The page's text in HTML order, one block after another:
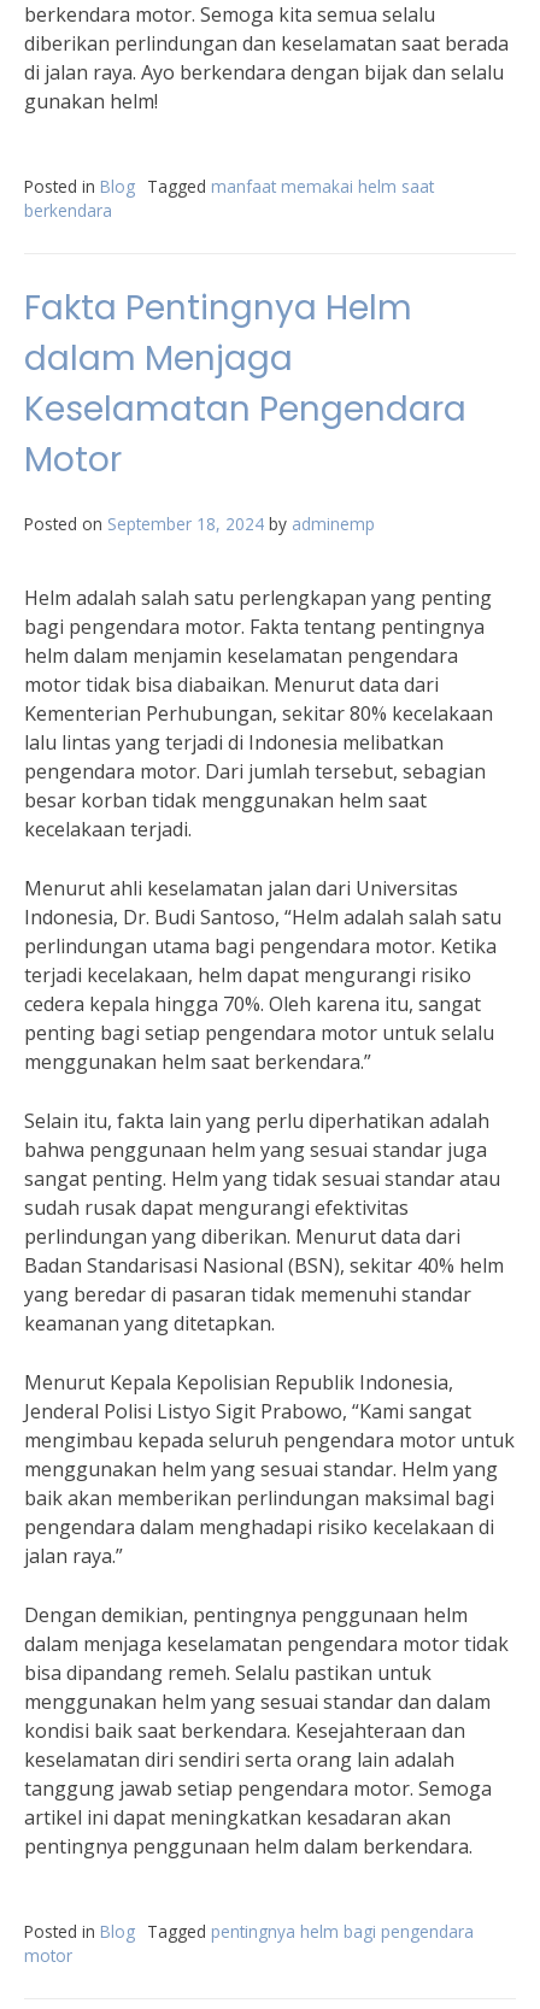
berkendara motor. Semoga kita semua selalu
diberikan perlindungan dan keselamatan saat berada
di jalan raya. Ayo berkendara dengan bijak dan selalu
gunakan helm!
Posted in Blog Tagged manfaat memakai helm saat
berkendara
Fakta Pentingnya Helm
dalam Menjaga
Keselamatan Pengendara
Motor
Posted on September 18, 2024 by adminemp
Helm adalah salah satu perlengkapan yang penting
bagi pengendara motor. Fakta tentang pentingnya
helm dalam menjamin keselamatan pengendara
motor tidak bisa diabaikan. Menurut data dari
Kementerian Perhubungan, sekitar 80% kecelakaan
lalu lintas yang terjadi di Indonesia melibatkan
pengendara motor. Dari jumlah tersebut, sebagian
besar korban tidak menggunakan helm saat
kecelakaan terjadi.
Menurut ahli keselamatan jalan dari Universitas
Indonesia, Dr. Budi Santoso, “Helm adalah salah satu
perlindungan utama bagi pengendara motor. Ketika
terjadi kecelakaan, helm dapat mengurangi risiko
cedera kepala hingga 70%. Oleh karena itu, sangat
penting bagi setiap pengendara motor untuk selalu
menggunakan helm saat berkendara.”
Selain itu, fakta lain yang perlu diperhatikan adalah
bahwa penggunaan helm yang sesuai standar juga
sangat penting. Helm yang tidak sesuai standar atau
sudah rusak dapat mengurangi efektivitas
perlindungan yang diberikan. Menurut data dari
Badan Standarisasi Nasional (BSN), sekitar 40% helm
yang beredar di pasaran tidak memenuhi standar
keamanan yang ditetapkan.
Menurut Kepala Kepolisian Republik Indonesia,
Jenderal Polisi Listyo Sigit Prabowo, “Kami sangat
mengimbau kepada seluruh pengendara motor untuk
menggunakan helm yang sesuai standar. Helm yang
baik akan memberikan perlindungan maksimal bagi
pengendara dalam menghadapi risiko kecelakaan di
jalan raya.”
Dengan demikian, pentingnya penggunaan helm
dalam menjaga keselamatan pengendara motor tidak
bisa dipandang remeh. Selalu pastikan untuk
menggunakan helm yang sesuai standar dan dalam
kondisi baik saat berkendara. Kesejahteraan dan
keselamatan diri sendiri serta orang lain adalah
tanggung jawab setiap pengendara motor. Semoga
artikel ini dapat meningkatkan kesadaran akan
pentingnya penggunaan helm dalam berkendara.
Posted in Blog Tagged pentingnya helm bagi pengendara
motor